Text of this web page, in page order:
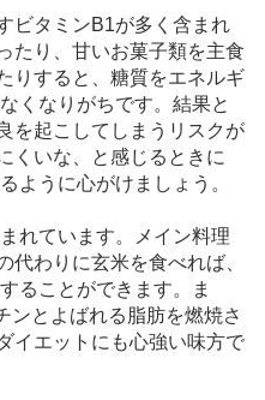
ビタミンB1が多く含まれ
たり、甘いお菓子類を主食
りすると、糖質をエネルギ
くなりがちです。結果と
を起こしてしまうリスクが
くいな、と感じるときに
ように心がけましょう。
れています。メイン料理
代わりに玄米を食べれば、
ることができます。ま
ンとよばれる脂肪を燃焼さ
イエットにも心強い味方で